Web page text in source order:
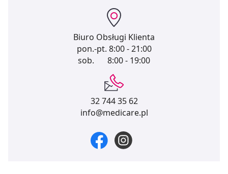
Biuro Obsługi Klienta
pon.-pt. 8:00 - 21:00
sob.
8:00 - 19:00
32 744 35 62
info@medicare.pl